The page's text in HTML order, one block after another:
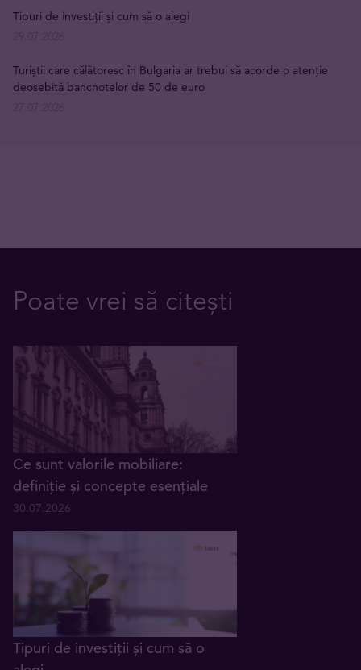
Tipuri de investiții și cum să o alegi
Turiștii care călătoresc în Bulgaria ar trebui să acorde o atenție
deosebită bancnotelor de 50 de euro
Poate vrei să citești
Ce sunt valorile mobiliare:
definiție și concepte esențiale
30.07.2026
Tipuri de investiții și cum să o